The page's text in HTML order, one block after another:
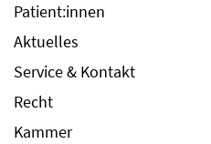
Patient:innen
Aktuelles
Service & Kontakt
Recht
Kammer